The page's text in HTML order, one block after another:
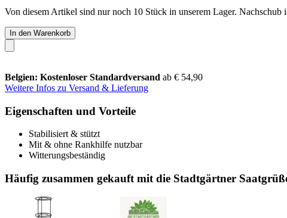
Von diesem Artikel sind nur noch 10 Stück in unserem Lager.
In den Warenkorb
Belgien: Kostenloser Standardversand ab € 54,90
Weitere Infos zu Versand & Lieferung
Eigenschaften und Vorteile
Stabilisiert & stützt
Mit & ohne Rankhilfe nutzbar
Witterungsbeständig
Häufig zusammen gekauft mit die Stadtgärtner